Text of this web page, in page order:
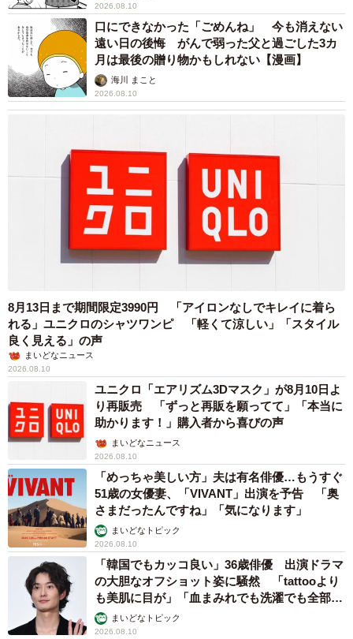
2026.08.10
口にできなかった「ごめんね」 今も消えない
遠い日の後悔 がんで弱った父と過ごした3カ
月は最後の贈り物かもしれない【漫画】
海川 まこと
2026.08.10
8月13日まで期間限定3990円 「アイロンなしでキレイに着ら
れる」ユニクロのシャツワンピ 「軽くて涼しい」「スタイル
良く見える」の声
まいどなニュース
2026.08.10
ユニクロ「エアリズム3Dマスク」が8月10日よ
り再販売 「ずっと再販を願ってて」「本当に
助かります！」購入者から喜びの声
まいどなニュース
2026.08.10
「めっちゃ美しい方」夫は有名俳優…もうすぐ
51歳の女優妻、「VIVANT」出演を予告 「奥
さまだったんですね」「気になります」
まいどなトピック
2026.08.10
「韓国でもカッコ良い」36歳俳優 出演ドラマ
の大胆なオフショット姿に騒然 「tattooより
も美肌に目が」「血まみれでも洗濯でも全部か
っこいい」
まいどなトピック
2026.08.10